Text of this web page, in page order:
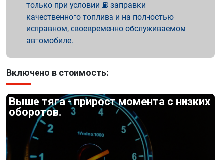
только при условии ⛽ заправки
качественного топлива и на полностью
исправном, своевременно обслуживаемом
автомобиле.
Включено в стоимость:
Выше тяга - прирост момента с низких
оборотов.